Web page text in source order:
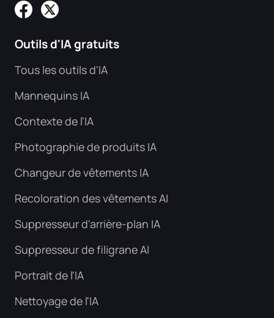
Outils d'IA gratuits
Tous les outils d'IA
Mannequins IA
Contexte de l'IA
Photographie de produits IA
Changeur de vêtements IA
Recoloration des vêtements AI
Suppresseur d'arrière-plan IA
Suppresseur de filigrane AI
Portrait de l'IA
Nettoyage de l'IA